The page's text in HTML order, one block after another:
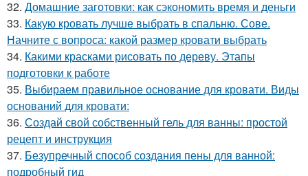
32. Домашние заготовки: как сэкономить время и деньги
33. Какую кровать лучше выбрать в спальню. Сове.
Начните с вопроса: какой размер кровати выбрать
34. Какими красками рисовать по дереву. Этапы
подготовки к работе
35. Выбираем правильное основание для кровати. Виды
оснований для кровати:
36. Создай свой собственный гель для ванны: простой
рецепт и инструкция
37. Безупречный способ создания пены для ванной:
подробный гид